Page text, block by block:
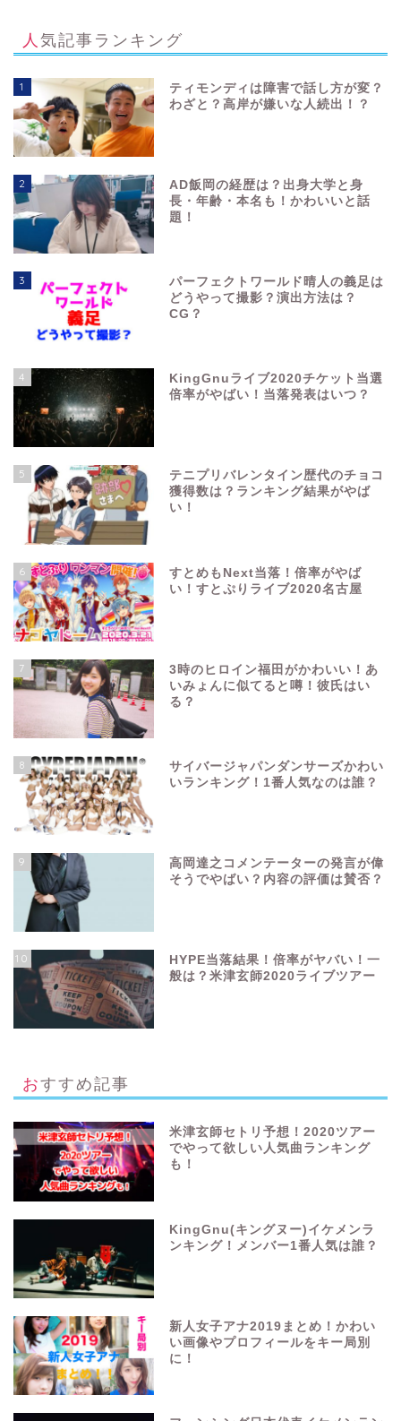
人気記事ランキング
1
ティモンディは障害で話し方が変？
わざと？高岸が嫌いな人続出！？
2
AD飯岡の経歴は？出身大学と身
長・年齢・本名も！かわいいと話
題！
3
パーフェクトワールド晴人の義足は
どうやって撮影？演出方法は？
CG？
4
KingGnuライブ2020チケット当選
倍率がやばい！当落発表はいつ？
5
テニプリバレンタイン歴代のチョコ
獲得数は？ランキング結果がやば
い！
6
すとめもNext当落！倍率がやば
い！すとぷりライブ2020名古屋
7
3時のヒロイン福田がかわいい！あ
いみょんに似てると噂！彼氏はい
る？
8
サイバージャパンダンサーズかわい
いランキング！1番人気なのは誰？
9
高岡達之コメンテーターの発言が偉
そうでやばい？内容の評価は賛否？
10
HYPE当落結果！倍率がヤバい！一
般は？米津玄師2020ライブツアー
おすすめ記事
米津玄師セトリ予想！2020ツアー
でやって欲しい人気曲ランキング
も！
KingGnu(キングヌー)イケメンラ
ンキング！メンバー1番人気は誰？
新人女子アナ2019まとめ！かわい
い画像やプロフィールをキー局別
に！